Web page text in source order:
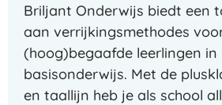
Briljant Onderwijs biedt een
aan verrijkingsmethodes
(hoog)begaafde leerlingen in
basisonderwijs. Met de
en taallijn heb je als school